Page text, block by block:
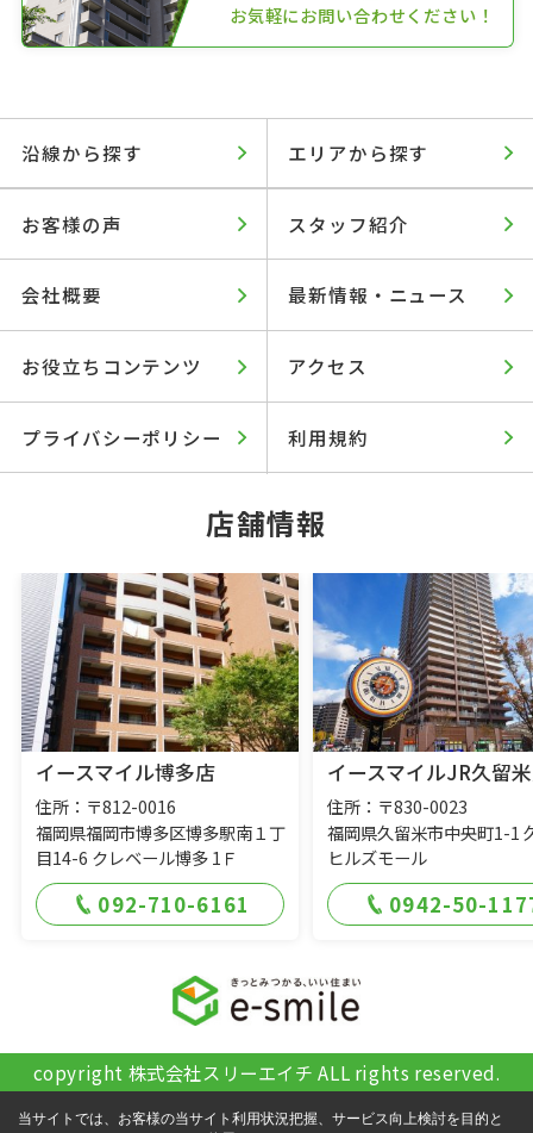
お気軽にお問い合わせください！
沿線から探す エリアから探す
お客様の声 スタッフ紹介
会社概要 最新情報・ニュース
お役立ちコンテンツ アクセス
プライバシーポリシー 利用規約
店舗情報
イースマイル博多店
住所：〒812-0016
福岡県福岡市博多区博多駅南１丁
目14-6 クレベール博多 1Ｆ
092-710-6161
イースマイルJR久留
住所：〒830-0023
福岡県久留米市中央町1-1
ヒルズモール
0942-50-
copyright 株式会社スリーエイチ ALL rights reserved.
当サイトでは、お客様の当サイト利用状況把握、サービス向上検討を目的と